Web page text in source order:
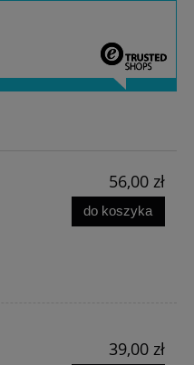
Żydowska -
Studnicki
zł
zł
56,00 zł
do koszyka
39,00 zł